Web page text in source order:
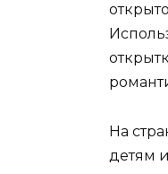
На
детям